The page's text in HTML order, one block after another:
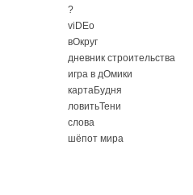
?
viDEo
вОкруг
дневник строительства
игра в дОмики
картаБудня
ловитьТени
слова
шёпот мира